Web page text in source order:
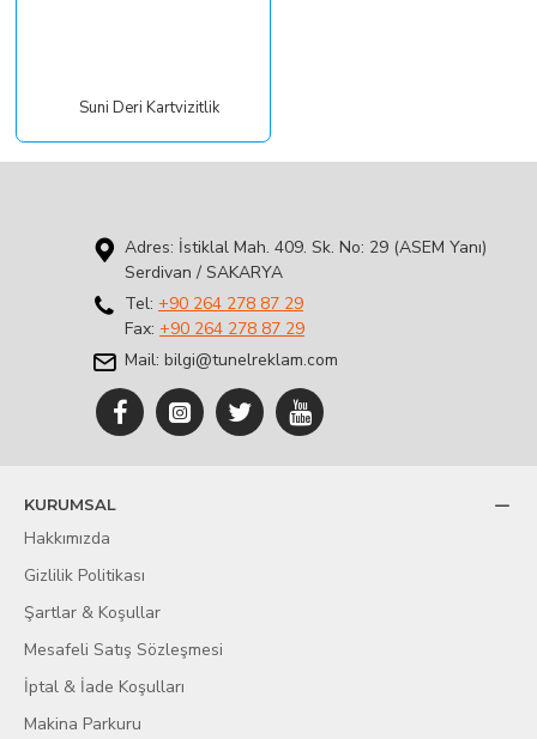
Suni Deri Kartvizitlik
Adres: İstiklal Mah. 409. Sk. No: 29 (ASEM Yanı)
Serdivan / SAKARYA
Tel: +90 264 278 87 29
Fax: +90 264 278 87 29
Mail: bilgi@tunelreklam.com
KURUMSAL
Hakkımızda
Gizlilik Politikası
Şartlar & Koşullar
Mesafeli Satış Sözleşmesi
İptal & İade Koşulları
Makina Parkuru